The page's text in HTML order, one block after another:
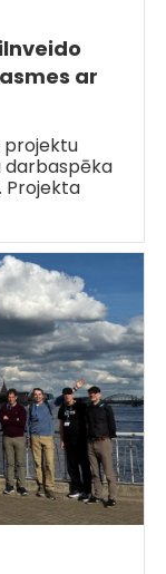
ar
projektu
darbaspēka
Projekta